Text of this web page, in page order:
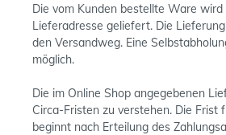
Die vom Kunden bestellte Ware
Lieferadresse geliefert. Die
den Versandweg. Eine
möglich.
Die im Online Shop angegebenen
Circa-Fristen zu verstehen. Die Frist
beginnt nach Erteilung des